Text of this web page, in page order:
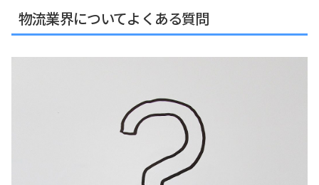
物流業界についてよくある質問